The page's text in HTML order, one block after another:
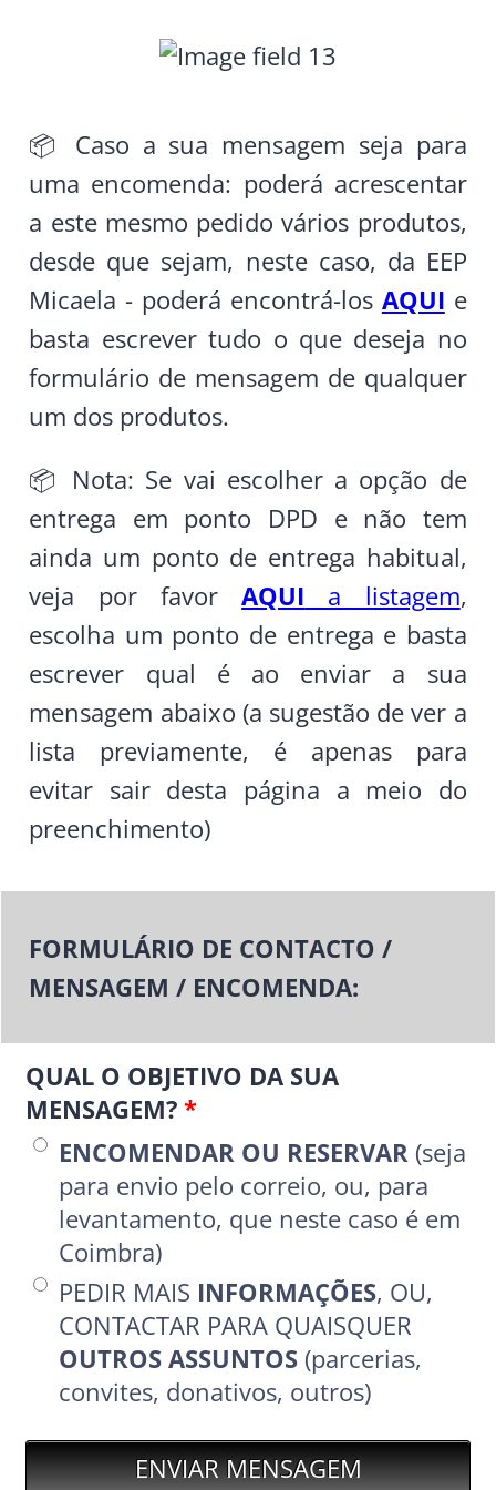
📦 Caso a sua mensagem seja para
uma encomenda: poderá acrescentar
a este mesmo pedido vários produtos,
desde que sejam, neste caso, da EEP
Micaela - poderá encontrá-los AQUI e
basta escrever tudo o que deseja no
formulário de mensagem de qualquer
um dos produtos.
📦 Nota: Se vai escolher a opção de
entrega em ponto DPD e não tem
ainda um ponto de entrega habitual,
veja por favorAQUI a listagem,
escolha um ponto de entrega e basta
escrever qual é ao enviar a sua
mensagem abaixo (a sugestão de ver a
lista previamente, é apenas para
evitar sair desta página a meio do
preenchimento)
FORMULÁRIO DE CONTACTO /
MENSAGEM / ENCOMENDA:
QUAL O OBJETIVO DA SUA
MENSAGEM? *
ENCOMENDAR OU RESERVAR (seja
para envio pelo correio, ou, para
levantamento, que neste caso é em
Coimbra)
PEDIR MAIS INFORMAÇÕES, OU,
CONTACTAR PARA QUAISQUER
OUTROS ASSUNTOS (parcerias,
convites, donativos, outros)
ENVIAR MENSAGEM